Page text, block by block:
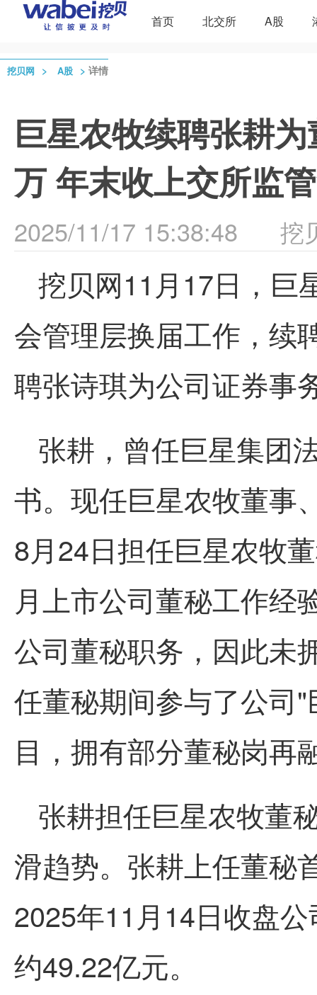
首页 北交所 A股
挖贝网 > A股 > 详情
巨星农牧续聘张耕
万 年末收上交所监
2025/11/17 15:38:48 挖
挖贝网11月17日，巨
会管理层换届工作，续
聘张诗琪为公司证券事
张耕，曾任巨星集团
书。现任巨星农牧董事
8月24日担任巨星农牧
月上市公司董秘工作经
公司董秘职务，因此未
任董秘期间参与了公司
目，拥有部分董秘岗再
张耕担任巨星农牧董
滑趋势。张耕上任董秘
2025年11月14日收盘
约49.22亿元。